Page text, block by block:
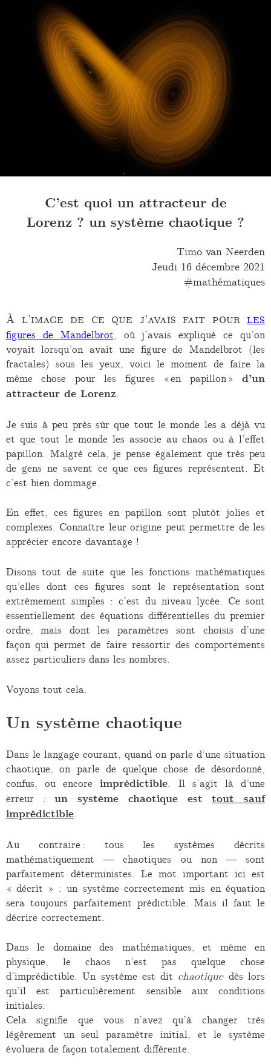
C’est quoi un attracteur de
Lorenz ? un système chaotique ?
Timo van Neerden
Jeudi 16 décembre 2021
mathématiques
À l’image de ce que j’avais fait pour les
figures de Mandelbrot , où j’avais expliqué ce qu’on
voyait lorsqu’on avait une figure de Mandelbrot (les
fractales) sous les yeux, voici le moment de faire la
même chose pour les figures « en papillon » d’un
attracteur de Lorenz
Je suis à peu près sûr que tout le monde les a déjà vu
et que tout le monde les associe au chaos ou à l’effet
papillon. Malgré cela, je pense également que très peu
de gens ne savent ce que ces figures représentent. Et
c’est bien dommage.
En effet, ces figures en papillon sont plutôt jolies et
complexes. Connaître leur origine peut permettre de les
apprécier encore davantage !
Disons tout de suite que les fonctions mathématiques
qu’elles dont ces figures sont le représentation sont
extrêmement simples : c’est du niveau lycée. Ce sont
essentiellement des équations différentielles du premier
ordre, mais dont les paramètres sont choisis d’une
façon qui permet de faire ressortir des comportements
assez particuliers dans les nombres.
Voyons tout cela.
Un système chaotique
Dans le langage courant, quand on parle d’une situation
chaotique, on parle de quelque chose de désordonné,
confus, ou encoreimprédictible . Il s’agit là d’une
erreur :un système chaotique esttout sauf
imprédictible
Au contraire : tous les systèmes décrits
mathématiquement — chaotiques ou non — sont
parfaitement déterministes. Le mot important ici est
« décrit » : un système correctement mis en équation
sera toujours parfaitement prédictible. Mais il faut le
décrire correctement.
Dans le domaine des mathématiques, et même en
physique, le chaos n’est pas quelque chose
d’imprédictible. Un système est dit chaotiquedès lors
qu’il est particulièrement sensible aux conditions
initiales.
Cela signifie que vous n’avez qu’à changer très
légèrement un seul paramètre initial, et le système
évoluera de façon totalement différente.